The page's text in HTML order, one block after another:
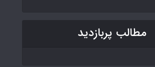
مطالب پربازدید